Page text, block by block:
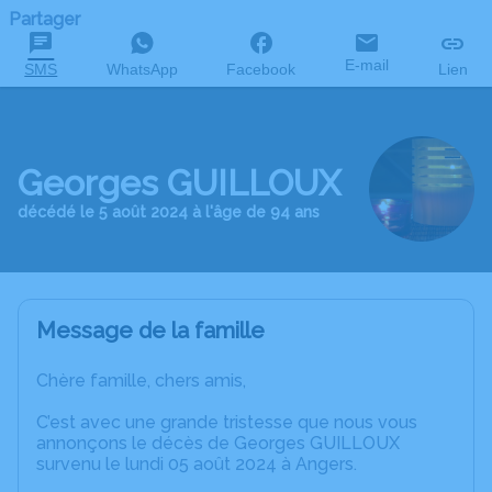
Partager
SMS WhatsApp Facebook E-mail Lien
Georges GUILLOUX
décédé le 5 août 2024 à l'âge de 94 ans
Message de la famille
Chère famille, chers amis,
C’est avec une grande tristesse que nous vous
annonçons le décès de Georges GUILLOUX
survenu le lundi 05 août 2024 à Angers.